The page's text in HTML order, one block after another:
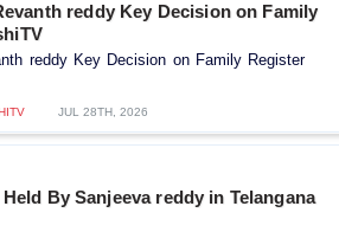
reddy Key Decision on Family
reddy Key Decision on Family Register
JUL 28TH, 2026
By Sanjeeva reddy in Telangana